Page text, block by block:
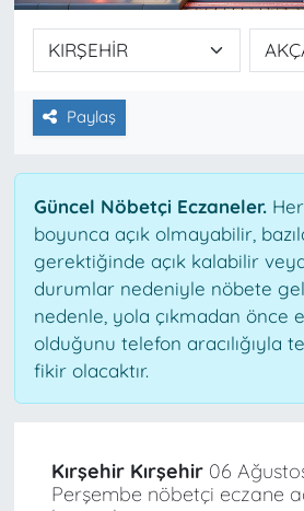
Paylaş
Güncel Nöbetçi Eczaneler.Her
boyunca açık olmayabilir,
gerektiğinde açık kalabilir
durumlar nedeniyle nöbete
nedenle, yola çıkmadan önce
olduğunu telefon aracılığıyla
fikir olacaktır.
Kırşehir Kırşehir06
Perşembe nöbetçi eczane